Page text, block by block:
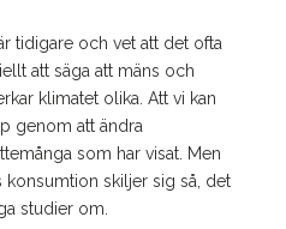
tidigare och vet att det ofta
att säga att mäns och
klimatet olika. Att vi kan
genom att ändra
som har visat. Men
konsumtion skiljer sig så, det
studier om.